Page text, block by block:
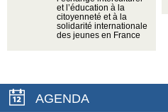
et l’éducation à la
citoyenneté et à la
solidarité internationale
des jeunes en France
AGENDA